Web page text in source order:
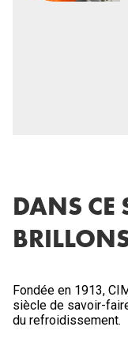
DANS CE
Fondée en 1913,
siècle de savoir-
du refroidissement.